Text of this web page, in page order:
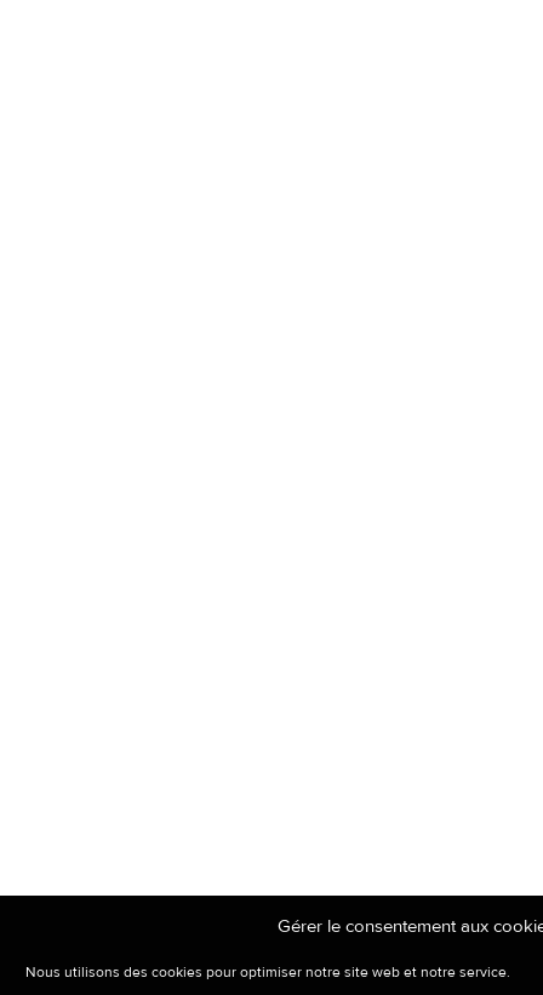
Gérer le consentement aux
Nous utilisons des cookies pour optimiser notre site web et notre service.